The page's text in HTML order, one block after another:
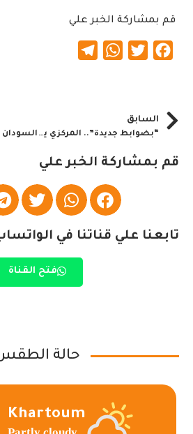
قم بمشاركة الخبر علي
Facebook
Twitter
WhatsApp
السابق
“بضوابط جديدة”.. المركزي يعلن حزمة سياسات لضبط وتنظيم اسواق الذهب
قم بمشاركة الخبر علي
تابعنا علي قناتنا في
فتح القناة
حالة
Khartoum